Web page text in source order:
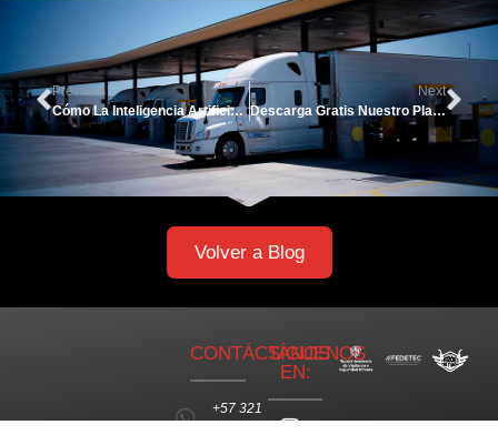
Previous
Cómo La Inteligencia Artificial Impacta La Gestión De Flotas
Next
Descarga Gratis Nuestro Planificador De Rutas En Excel
Volver a Blog
CONTÁCTANOS
+57 321
SÍGUENOS
EN: